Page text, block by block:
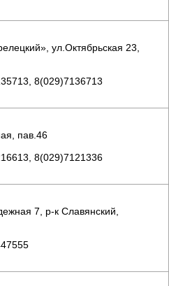
ул.Октябрьская 23,
8(029)7136713
пав.46
8(029)7121336
7, р-к Славянский,